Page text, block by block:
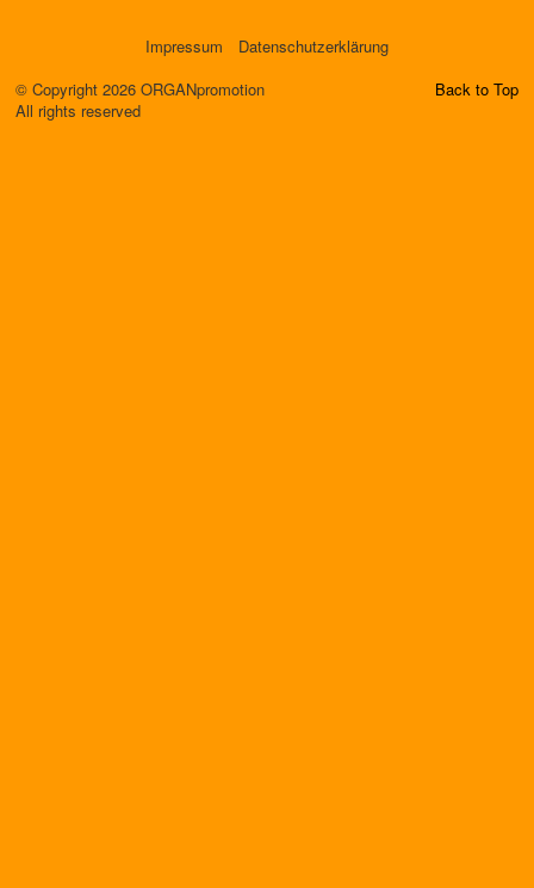
Impressum
Datenschutzerklärung
© Copyright 2026 ORGANpromotion
All rights reserved
Back to Top